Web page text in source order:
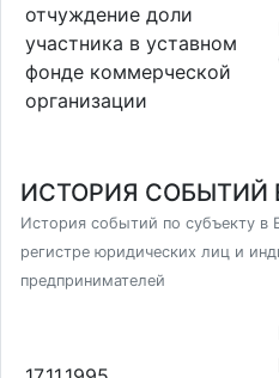
отчуждение доли
участника в уставном
фонде коммерческой
организации
ИСТОРИЯ СОБЫТИЙ
История событий по субъекту в
регистре юридических лиц и
предпринимателей